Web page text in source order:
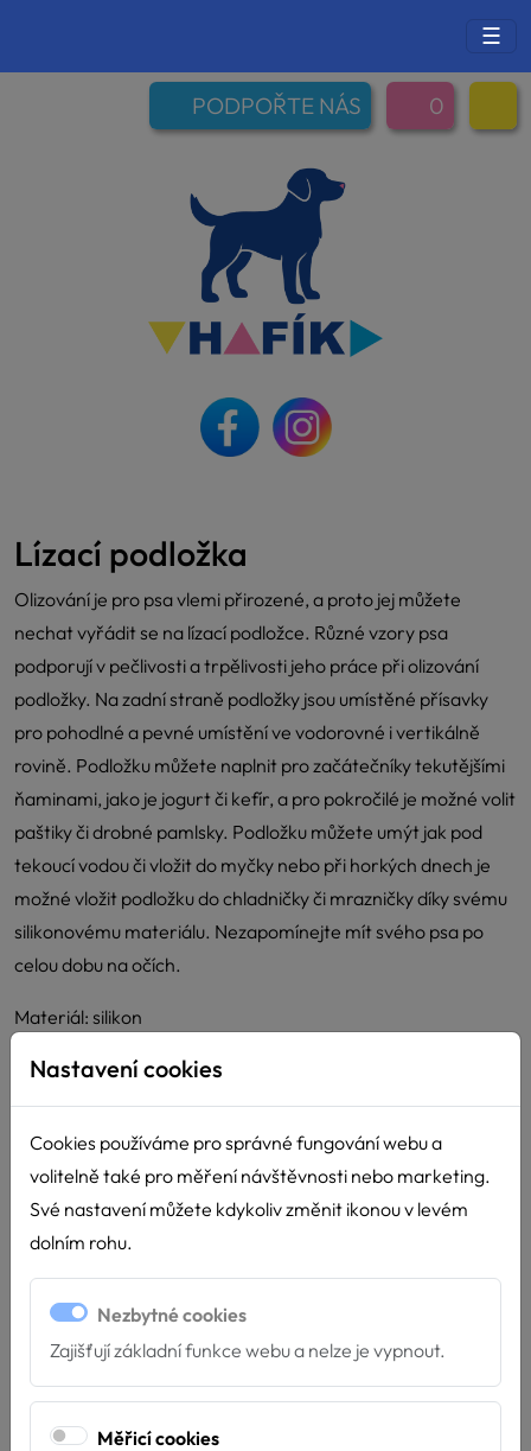
☰
PODPOŘTE NÁS 0
Lízací podložka
Olizování je pro psa vlemi přirozené, a proto jej můžete
nechat vyřádit se na lízací podložce. Různé vzory psa
podporují v pečlivosti a trpělivosti jeho práce při olizování
podložky. Na zadní straně podložky jsou umístěné přísavky
pro pohodlné a pevné umístění ve vodorovné i vertikálně
rovině. Podložku můžete naplnit pro začátečníky tekutějšími
ňaminami, jako je jogurt či kefír, a pro pokročilé je možné volit
paštiky či drobné pamlsky. Podložku můžete umýt jak pod
tekoucí vodou či vložit do myčky nebo při horkých dnech je
možné vložit podložku do chladničky či mrazničky díky svému
silikonovému materiálu. Nezapomínejte mít svého psa po
celou dobu na očích.
Materiál: silikon
Rozměr: 20 x 20 cm
Cena: 180 Kč s DPH
Počet kusů
Nastavení cookies
Cookies používáme pro správné fungování webu a
volitelně také pro měření návštěvnosti nebo marketing.
Své nastavení můžete kdykoliv změnit ikonou v levém
dolním rohu.
Nezbytné cookies
Zajišťují základní funkce webu a nelze je vypnout.
Měřicí cookies